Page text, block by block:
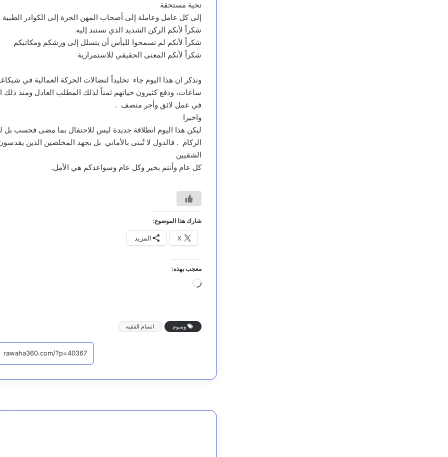
تحية مستحقة
إلى كل عامل وعاملة إلى أصحاب المهن الحرة إلى الكوادر
شكراً لأنكم الركن الشديد الذي نستند إليه
شكراً لأنكم لم تسمحوا لليأس أن يتسلل إلى ورشكم ومكاتبكم
شكراً لأنكم المعنى الحقيقي للاستمرارية
ساعات، ودفع كثيرون حياتهم ثمناً لذلك المطلب العادل ومنذ ذلك
في عمل لائق وأجر منصف .
واخيرا
ليكن هذا اليوم انطلاقة جديدة ليس للاحتفال بما مضى فحسب بل
الركام . فالدول لا تُبنى بالأماني بل بجهد المخلصين الذين
الشقيين
كل عام وأنتم بخير وكل عام وسواعدكم هي الأمل.
شارك هذا الموضوع:
X المزيد
معجب بهذه:
جاري
وسوم انسام الفقيه